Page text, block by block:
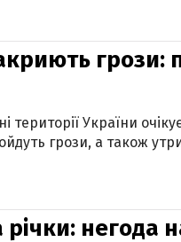
грози:
України
грози, а також
негода